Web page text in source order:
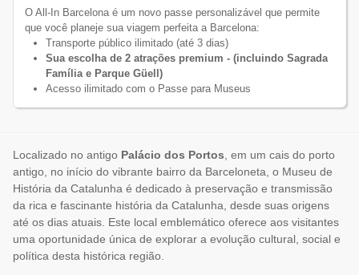
O All-In Barcelona é um novo passe personalizável que permite
que você planeje sua viagem perfeita a Barcelona:
Transporte público ilimitado (até 3 dias)
Sua escolha de 2 atrações premium - (incluindo Sagrada
Família e Parque Güell)
Acesso ilimitado com o Passe para Museus
Localizado no antigo Palácio dos Portos , em um cais do porto
antigo, no início do vibrante bairro da Barceloneta, o Museu de
História da Catalunha é dedicado à preservação e transmissão
da rica e fascinante história da Catalunha, desde suas origens
até os dias atuais. Este local emblemático oferece aos visitantes
uma oportunidade única de explorar a evolução cultural, social e
política desta histórica região.